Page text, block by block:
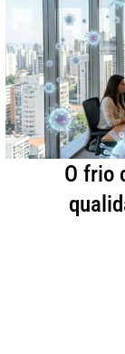
O frio